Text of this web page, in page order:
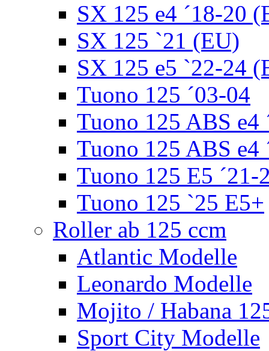
SX 125 e4 ´18-20
SX 125 `21 (EU)
SX 125 e5 `22-24
Tuono 125 ´03-04
Tuono 125 ABS e4
Tuono 125 ABS e4
Tuono 125 E5 ´21-
Tuono 125 `25 E5+
Roller ab 125 ccm
Atlantic Modelle
Leonardo Modelle
Mojito / Habana
Sport City Modelle